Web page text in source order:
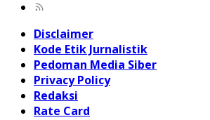
Disclaimer
Kode Etik Jurnalistik
Pedoman Media Siber
Privacy Policy
Redaksi
Rate Card